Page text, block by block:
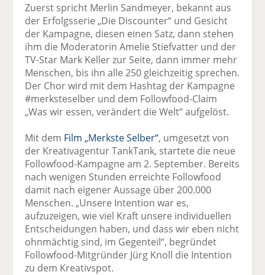
Zuerst spricht Merlin Sandmeyer, bekannt aus
der Erfolgsserie „Die Discounter“ und Gesicht
der Kampagne, diesen einen Satz, dann stehen
ihm die Moderatorin Amelie Stiefvatter und der
TV-Star Mark Keller zur Seite, dann immer mehr
Menschen, bis ihn alle 250 gleichzeitig sprechen.
Der Chor wird mit dem Hashtag der Kampagne
#merksteselber und dem Followfood-Claim
„Was wir essen, verändert die Welt“ aufgelöst.
Mit dem Film „Merkste Selber“, umgesetzt von
der Kreativagentur TankTank, startete die neue
Followfood-Kampagne am 2. September. Bereits
nach wenigen Stunden erreichte Followfood
damit nach eigener Aussage über 200.000
Menschen. „Unsere Intention war es,
aufzuzeigen, wie viel Kraft unsere individuellen
Entscheidungen haben, und dass wir eben nicht
ohnmächtig sind, im Gegenteil“, begründet
Followfood-Mitgründer Jürg Knoll die Intention
zu dem Kreativspot.